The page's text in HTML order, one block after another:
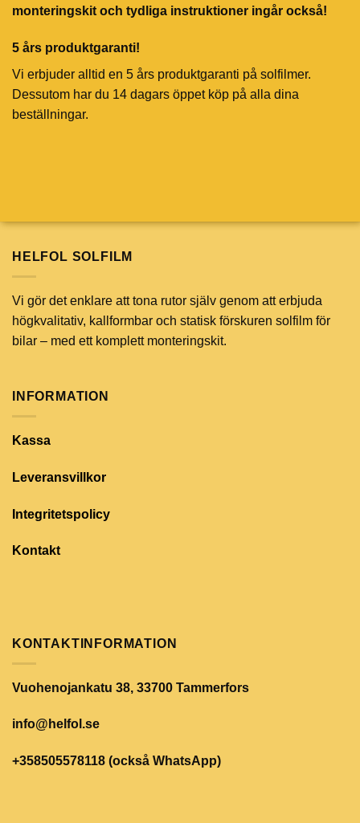
monteringskit och tydliga instruktioner ingår också!
5 års produktgaranti!
Vi erbjuder alltid en 5 års produktgaranti på solfilmer.
Dessutom har du 14 dagars öppet köp på alla dina
beställningar.
HELFOL SOLFILM
Vi gör det enklare att tona rutor själv genom att erbjuda
högkvalitativ, kallformbar och statisk förskuren solfilm för
bilar – med ett komplett monteringskit.
INFORMATION
Kassa
Leveransvillkor
Integritetspolicy
Kontakt
KONTAKTINFORMATION
Vuohenojankatu 38, 33700 Tammerfors
info@helfol.se
+358505578118 (också WhatsApp)